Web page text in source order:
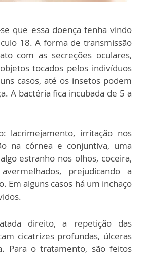
que essa doença tenha vindo
18. A forma de transmissão
com as secreções oculares,
tocados pelos indivíduos
casos, até os insetos podem
A bactéria fica incubada de 5 a
lacrimejamento, irritação nos
na córnea e conjuntiva, uma
estranho nos olhos, coceira,
prejudicando a
Em alguns casos há um inchaço
direito, a repetição das
cicatrizes profundas, úlceras
Para o tratamento, são feitos